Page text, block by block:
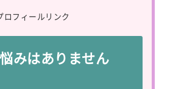
フィールリンク
みはありません